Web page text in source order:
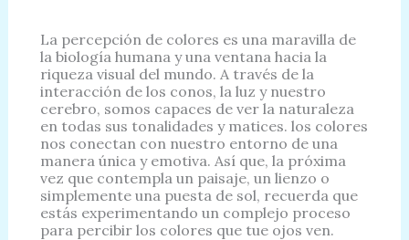
La percepción de colores es una maravilla de
la biología humana y una ventana hacia la
riqueza visual del mundo. A través de la
interacción de los conos, la luz y nuestro
cerebro, somos capaces de ver la naturaleza
en todas sus tonalidades y matices. los colores
nos conectan con nuestro entorno de una
manera única y emotiva. Así que, la próxima
vez que contempla un paisaje, un lienzo o
simplemente una puesta de sol, recuerda que
estás experimentando un complejo proceso
para percibir los colores que tue ojos ven.